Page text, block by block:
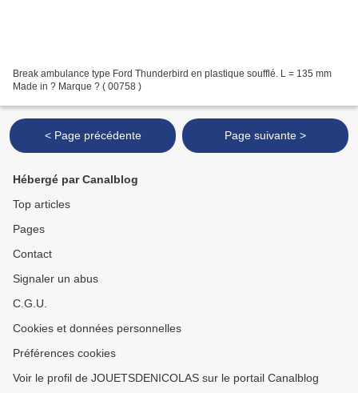
Break ambulance type Ford Thunderbird en plastique soufflé. L = 135 mm
Made in ? Marque ? ( 00758 )
< Page précédente Page suivante >
Hébergé par Canalblog
Top articles
Pages
Contact
Signaler un abus
C.G.U.
Cookies et données personnelles
Préférences cookies
Voir le profil de JOUETSDENICOLAS sur le portail Canalblog